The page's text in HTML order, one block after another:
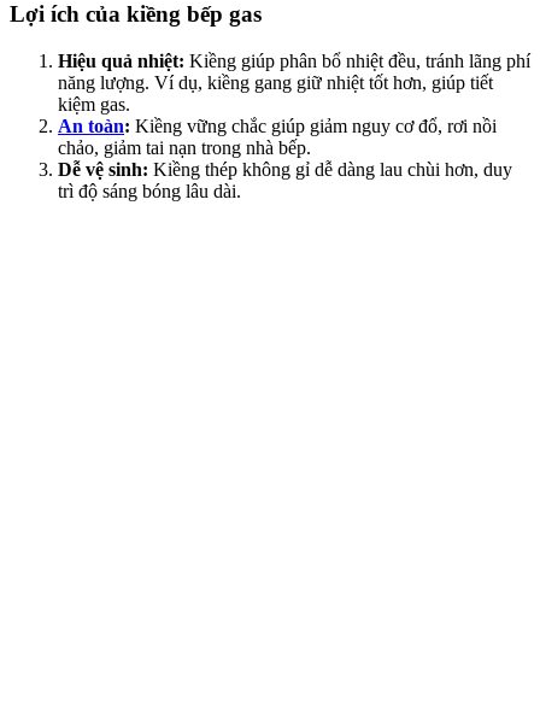
Lợi ích của kiềng bếp gas
Hiệu quả nhiệt: Kiềng giúp phân bổ nhiệt đều, tránh lãng phí
năng lượng. Ví dụ, kiềng gang giữ nhiệt tốt hơn, giúp tiết
kiệm gas.
An toàn: Kiềng vững chắc giúp giảm nguy cơ đổ, rơi nồi
chảo, giảm tai nạn trong nhà bếp.
Dễ vệ sinh: Kiềng thép không gỉ dễ dàng lau chùi hơn, duy
trì độ sáng bóng lâu dài.